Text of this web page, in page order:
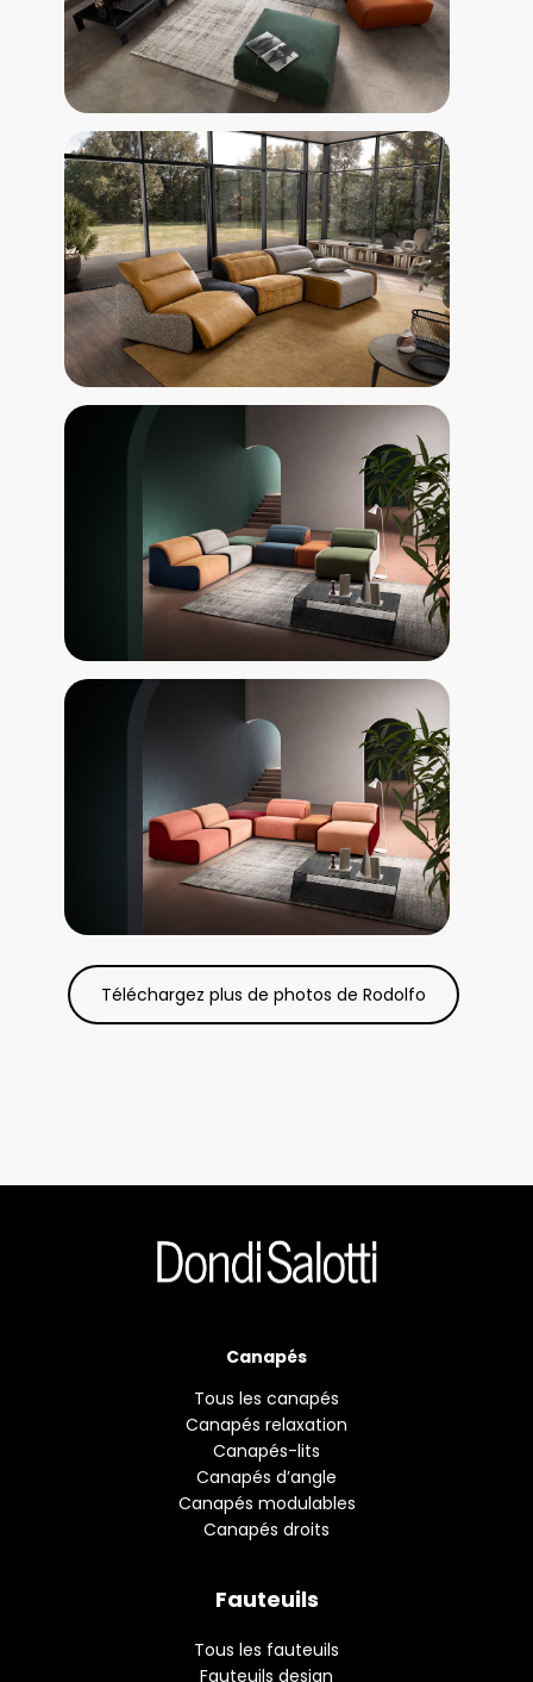
Téléchargez plus de photos de Rodolfo
Canapés
Tous les canapés
Canapés relaxation
Canapés-lits
Canapés d’angle
Canapés modulables
Canapés droits
Fauteuils
Tous les fauteuils
Fauteuils design